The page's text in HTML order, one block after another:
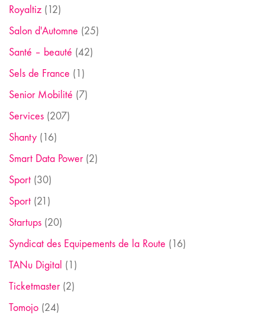
Royaltiz (12)
Salon d'Automne (25)
Santé – beauté (42)
Sels de France (1)
Senior Mobilité (7)
Services (207)
Shanty (16)
Smart Data Power(2)
Sport (30)
Sport (21)
Startups (20)
Syndicat des Equipements de la Route (16)
TANu Digital (1)
Ticketmaster(2)
Tomojo (24)